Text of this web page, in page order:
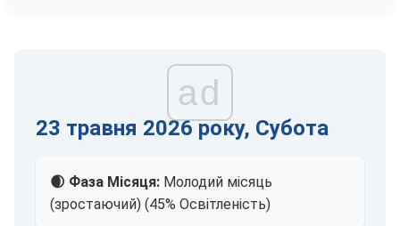
ad
23 травня 2026 року, Субота
🌒 Фаза Місяця: Молодий місяць
(зростаючий) (45% Освітленість)